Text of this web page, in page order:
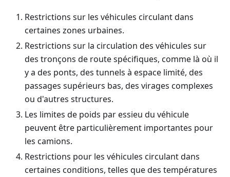
Restrictions sur les véhicules circulant dans
certaines zones urbaines.
Restrictions sur la circulation des véhicules sur
des tronçons de route spécifiques, comme là où il
y a des ponts, des tunnels à espace limité, des
passages supérieurs bas, des virages complexes
ou d'autres structures.
Les limites de poids par essieu du véhicule
peuvent être particulièrement importantes pour
les camions.
Restrictions pour les véhicules circulant dans
certaines conditions, telles que des températures